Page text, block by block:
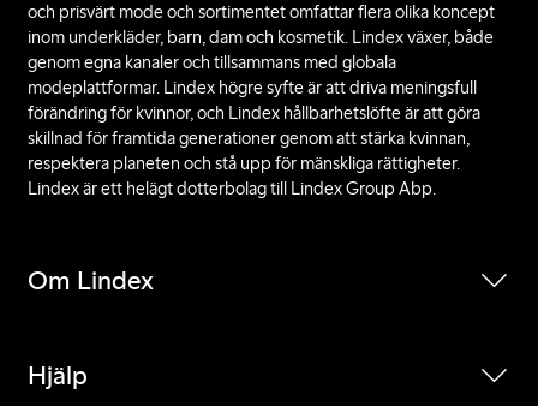
och prisvärt mode och sortimentet omfattar flera olika koncept
inom underkläder, barn, dam och kosmetik. Lindex växer, både
genom egna kanaler och tillsammans med globala
modeplattformar. Lindex högre syfte är att driva meningsfull
förändring för kvinnor, och Lindex hållbarhetslöfte är att göra
skillnad för framtida generationer genom att stärka kvinnan,
respektera planeten och stå upp för mänskliga rättigheter.
Lindex är ett helägt dotterbolag till Lindex Group Abp.
Om Lindex
Hjälp